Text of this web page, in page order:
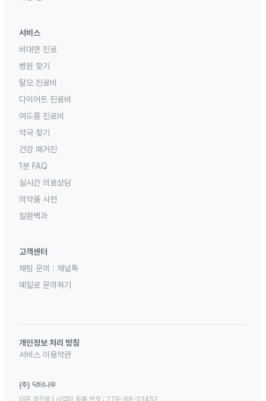
서비스
비대면 진료
병원 찾기
탈모 진료비
다이어트 진료비
여드름 진료비
약국 찾기
건강 매거진
1분 FAQ
실시간 의료상담
의약품 사전
질환백과
고객센터
채팅 문의 : 채널톡
메일로 문의하기
개인정보 처리 방침
서비스 이용약관
(주) 닥터나우
대표 정진웅 | 사업자 등록 번호 : 279-88-01452